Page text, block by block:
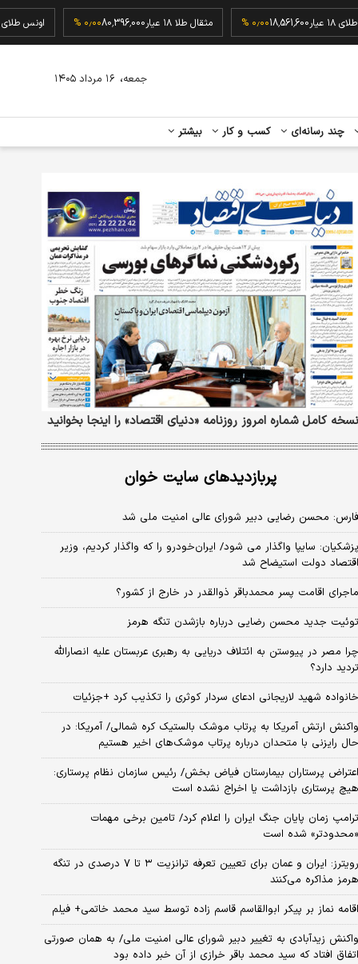
گرم طلای ۱۸ عیار 18,561,600۰٫۰۰ % مثقال طلا ۱۸ عیار 80,396,000۰٫۰۰ %
چند رسانه‌ای کسب و کار بیشتر
جمعه، ۱۶ مرداد ۱۴۰۵
نسخه کامل شماره امروز روزنامه «دنیای‌ اقتصاد» را اینجا بخوانید
پربازدیدهای سایت خوان
فارس: محسن رضایی دبیر شورای عالی امنیت ملی شد
پزشکیان: سایپا واگذار می شود/ ایران‌خودرو را که واگذار کردیم، وزیر
اقتصاد دولت استیضاح شد
ماجرای اقامت پسر محمدباقر ذوالقدر در خارج از کشور؟
توئیت جدید محسن رضایی درباره بازشدن تنگه هرمز
چرا مصر در پیوستن به ائتلاف دریایی به رهبری عربستان علیه انصارالله
تردید دارد؟
خانواده شهید لاریجانی ادعای سردار کوثری را تکذیب کرد +جزئیات
واکنش ارتش آمریکا به پرتاب موشک بالستیک کره شمالی/ آمریکا: در
حال رایزنی با متحدان درباره پرتاب موشک‌های اخیر هستیم
اعتراض پرستاران بیمارستان فیاض بخش/ رئیس سازمان نظام پرستاری:
هیچ پرستاری بازداشت یا اخراج نشده است
ترامپ زمان پایان جنگ ایران را اعلام کرد/ تامین برخی مهمات
«محدودتر» شده است
رویترز: ایران و عمان برای تعیین تعرفه ترانزیت ۳ تا ۷ درصدی در تنگه
هرمز مذاکره می‌کنند
اقامه نماز بر پیکر ابوالقاسم قاسم زاده توسط سید محمد خاتمی+ فیلم
واکنش زیدآبادی به تغییر دبیر شورای عالی امنیت ملی/ به همان صورتی
اتفاق افتاد که سید محمد باقر خرازی از آن خبر داده بود